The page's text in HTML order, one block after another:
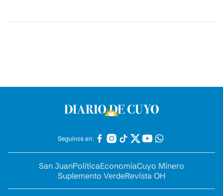
Seguinos en:
San JuanPolíticaEconomíaCuyo Minero
Suplemento VerdeRevista OH